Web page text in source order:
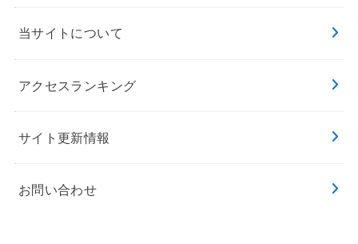
当サイトについて
アクセスランキング
サイト更新情報
お問い合わせ